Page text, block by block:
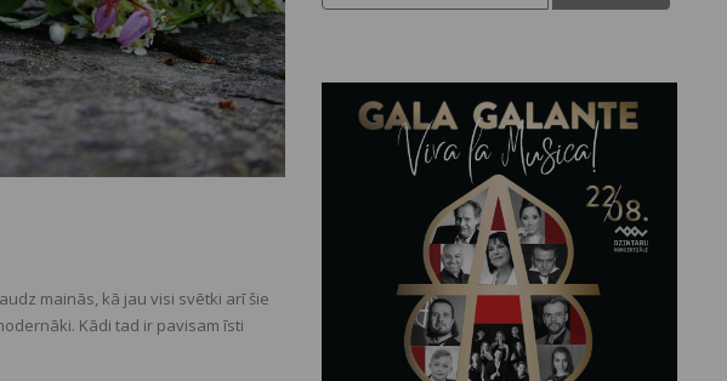
mainās, kā jau visi svētki arī šie
Kādi tad ir pavisam īsti